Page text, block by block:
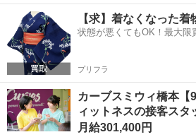
の使い方をアドバイスします。運動が初めて
どなので、難しい指導はありません。「今日
ょう！」といったお声がけをしながら、...
神奈川 その他
【求】着なくなった
状態が悪くてもOK！最大限
プリフラ
カーブスミウィ橋本【
ィットネスの接客ス
月給301,400円